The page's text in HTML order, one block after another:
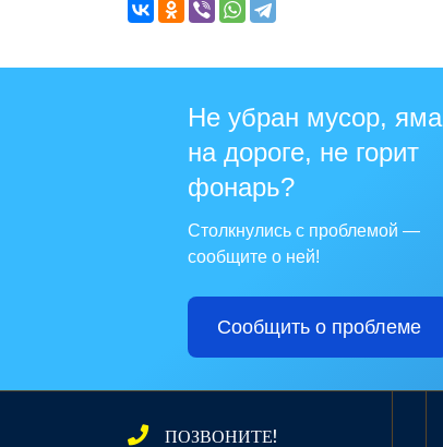
Не убран мусор, яма
на дороге, не горит
фонарь?
Столкнулись с проблемой —
сообщите о ней!
Сообщить о проблеме
ПОЗВОНИТЕ!